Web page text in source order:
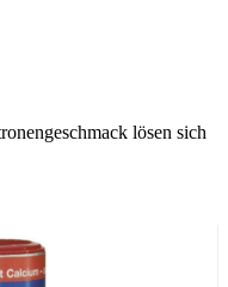
lösen sich
Natrium-